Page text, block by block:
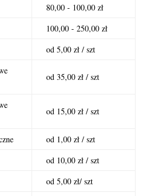
80,00 - 100,00 zł
100,00 - 250,00 zł
od 5,00 zł / szt
od 35,00 zł / szt
od 15,00 zł / szt
od 1,00 zł / szt
od 10,00 zł / szt
od 5,00 zł/ szt